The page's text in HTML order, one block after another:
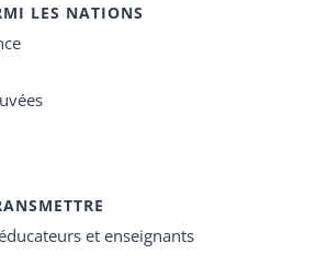
LES NATIONS
et enseignants